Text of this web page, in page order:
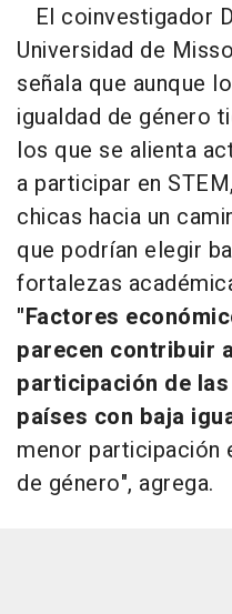
El coinvestigador
Universidad de
señala que aunque
igualdad de género
los que se alienta
a participar en
chicas hacia un
que podrían elegir
fortalezas
"Factores
parecen contribuir
participación de las
países con baja
menor participación
de género", agrega.